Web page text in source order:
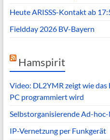
Heute ARISSS-Kontakt ab
Fieldday 2026 BV-Bayern
Hamspirit
Video: DL2YMR zeigt wie das
PC programmiert wird
Selbstorganisierende Ad-hoc-
IP-Vernetzung per Funkgerät